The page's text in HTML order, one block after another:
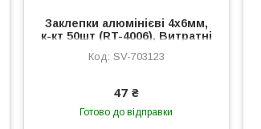
Заклепки алюмінієві 4х6мм,
к-кт 50шт (RT-4006), Витратні
SV-703123
47 ₴
Готово до відправки